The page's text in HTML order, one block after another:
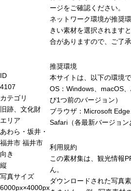
ID
4107
カテゴリ
旧跡、文化財
エリア
あわら・坂井・
福井市 福井市
向き
縦
写真サイズ
6000px×4000px
ージをご確認ください。
ネットワーク環境が推奨
きい素材を選択されます
合がありますので、ご了承
推奨環境
本サイトは、以下の環境
OS：Windows、macOS
び1つ前のバージョン）
ブラウザ：Microsoft
Safari（各最新バージョン
利用規約
この素材集は、観光情報
ん。
ダウンロードされた写真